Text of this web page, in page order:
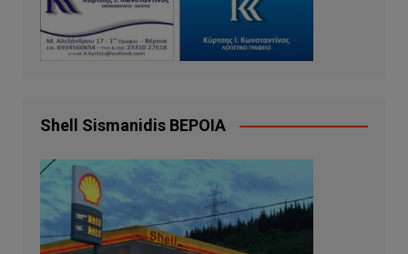
Shell Sismanidis ΒΕΡΟΙΑ